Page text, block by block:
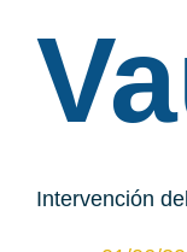
Intervención